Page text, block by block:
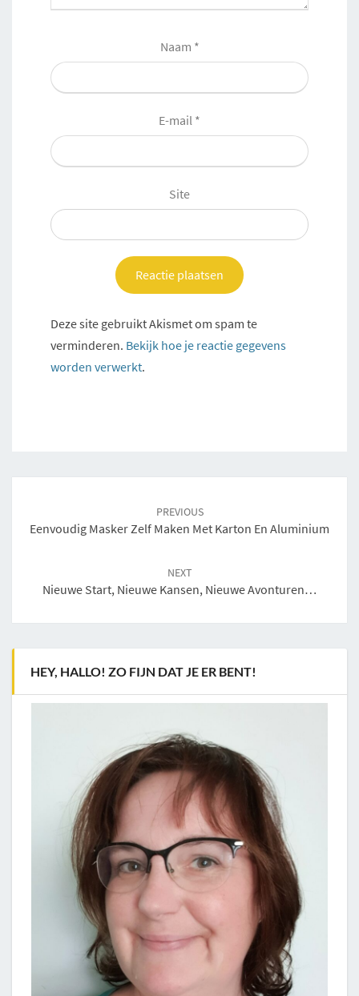
Naam *
E-mail *
Site
Deze site gebruikt Akismet om spam te
verminderen. Bekijk hoe je reactie gegevens
worden verwerkt.
PREVIOUS
Eenvoudig Masker Zelf Maken Met Karton En Aluminium
NEXT
Nieuwe Start, Nieuwe Kansen, Nieuwe Avonturen…
HEY, HALLO! ZO FIJN DAT JE ER BENT!